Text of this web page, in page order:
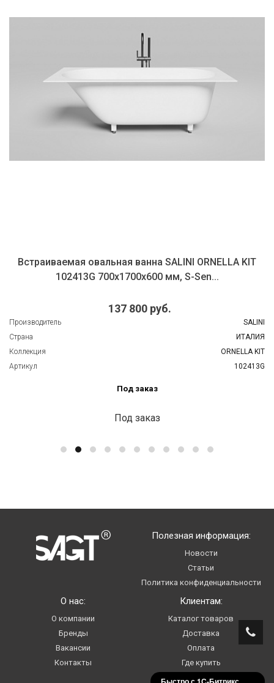
овальная ванна SALINI ORNELLA KIT
700х1700х600 мм, S-Sen...
Производитель
Страна
Коллекция
Артикул
О нас:
О компании
Бренды
Вакансии
Контакты
Клиентам:
Каталог товаров
Доставка
Оплата
Где купить
Услуги
Полезная информация:
Новости
Статьи
Политика конфиденциальности